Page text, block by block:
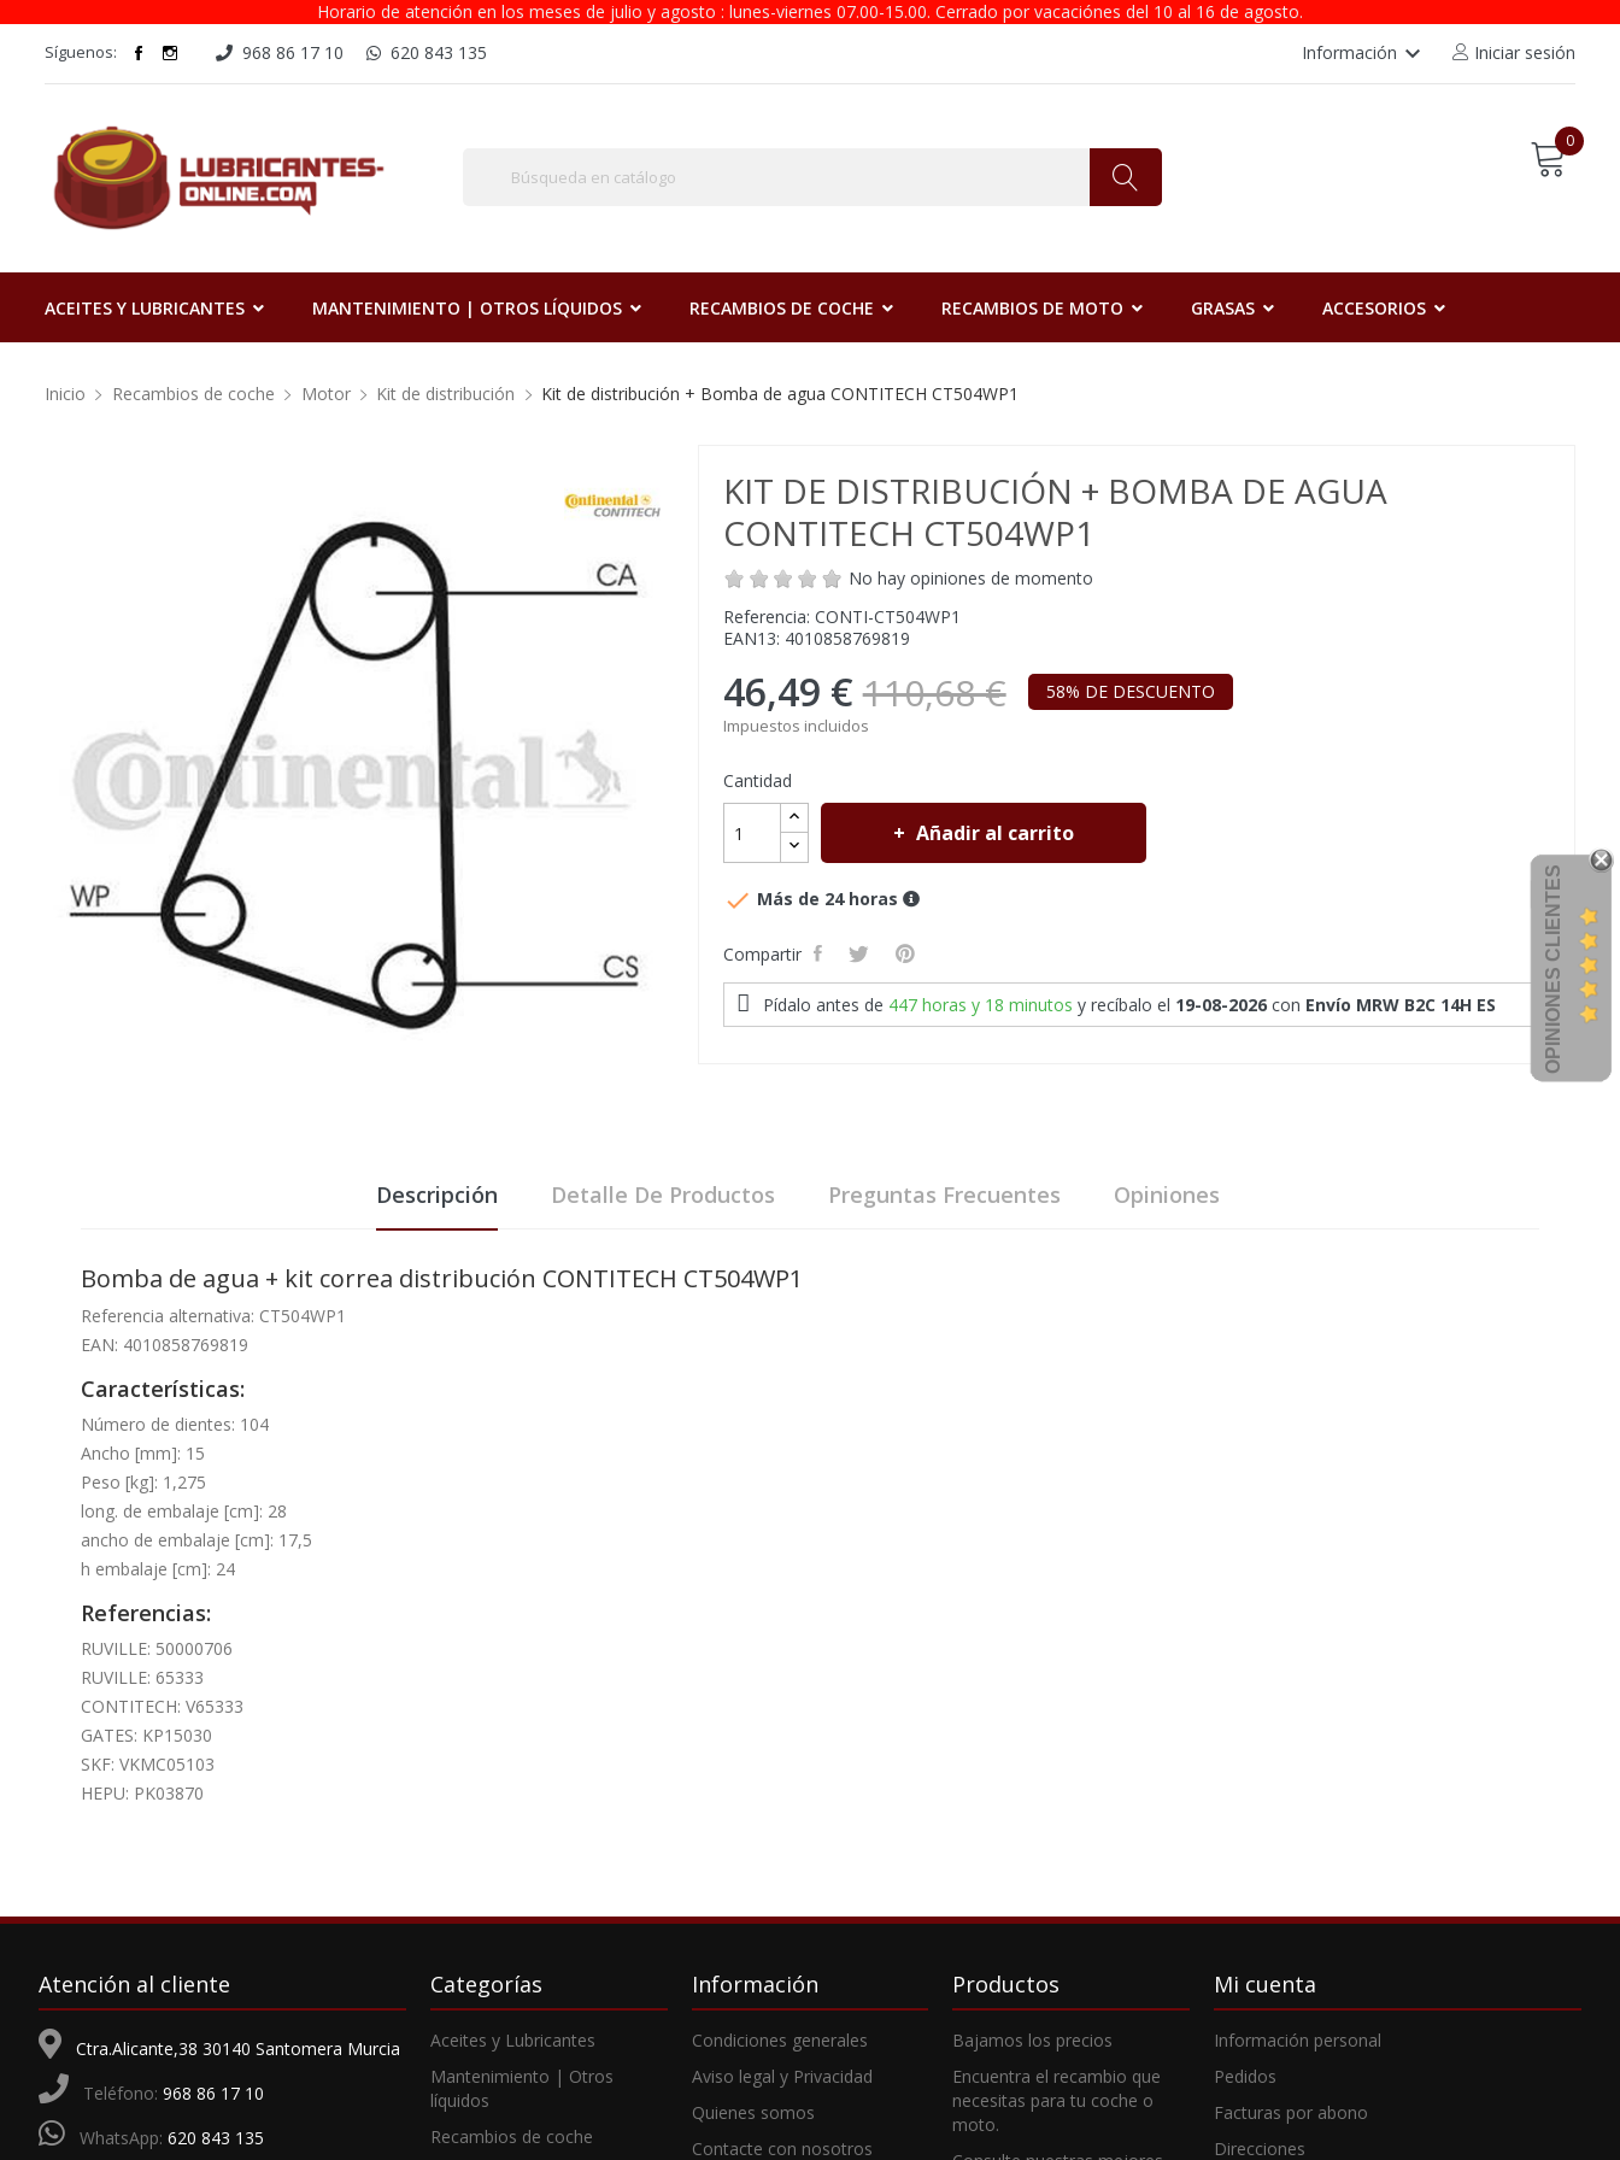
Horario de atención en los meses de julio y agosto : lunes-viernes 07.00-15.00. Cerrado por vacaciónes del 10 al 16 de agosto.
Síguenos: 968 86 17 10 620 843 135 Iniciar sesión
Información keyboard_arrow_down
0
ACEITES Y LUBRICANTES MANTENIMIENTO | OTROS LÍQUIDOS RECAMBIOS DE COCHE RECAMBIOS DE MOTO GRASAS ACCESORIOS
Inicio Recambios de coche Motor Kit de distribución Kit de distribución + Bomba de agua CONTITECH CT504WP1
KIT DE DISTRIBUCIÓN + BOMBA DE AGUA
CONTITECH CT504WP1
No hay opiniones de momento
Referencia: CONTI-CT504WP1
EAN13: 4010858769819
46,49 € 110,68 € 58% DE DESCUENTO
Impuestos incluidos
Cantidad
Añadir al carrito
 Más de 24 horas
Compartir
Pídalo antes de 447 horas y 18 minutos y recíbalo el 19-08-2026 con Envío MRW B2C 14H ES
Descripción Detalle De Productos Preguntas Frecuentes Opiniones
Bomba de agua + kit correa distribución CONTITECH CT504WP1
Referencia alternativa: CT504WP1
EAN: 4010858769819
Características:
Número de dientes: 104
Ancho [mm]: 15
Peso [kg]: 1,275
long. de embalaje [cm]: 28
ancho de embalaje [cm]: 17,5
h embalaje [cm]: 24
Referencias:
RUVILLE: 50000706
RUVILLE: 65333
CONTITECH: V65333
GATES: KP15030
SKF: VKMC05103
HEPU: PK03870
Atención al cliente
Ctra.Alicante,38 30140 Santomera Murcia
Teléfono: 968 86 17 10
WhatsApp: 620 843 135
Categorías
Aceites y Lubricantes
Mantenimiento | Otros
líquidos
Recambios de coche
Información
Condiciones generales
Aviso legal y Privacidad
Quienes somos
Contacte con nosotros
Productos
Bajamos los precios
Encuentra el recambio que
necesitas para tu coche o
moto.
Mi cuenta
Información personal
Pedidos
Facturas por abono
Direcciones
OPINIONES CLIENTES